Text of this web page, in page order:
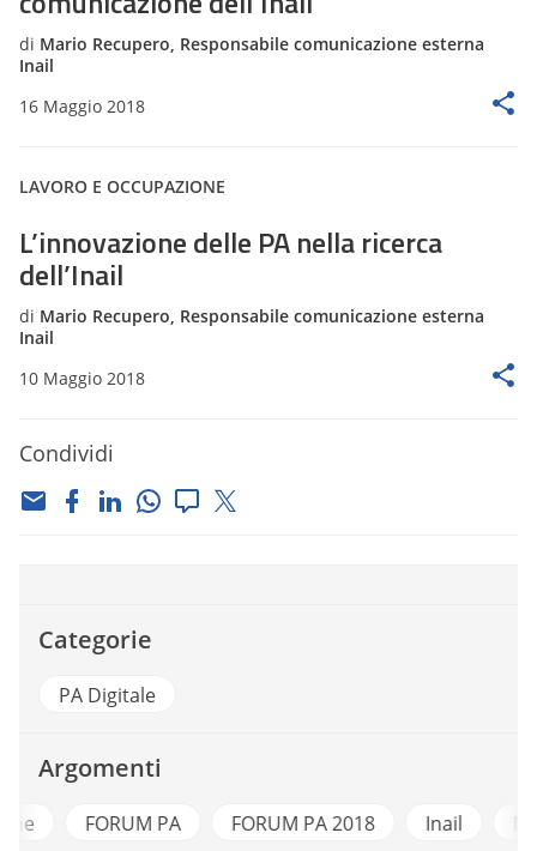
di Mario Recupero, Responsabile comunicazione esterna
Inail
16 Maggio 2018
LAVORO E OCCUPAZIONE
L’innovazione delle PA nella ricerca
dell’Inail
di Mario Recupero, Responsabile comunicazione esterna
Inail
10 Maggio 2018
Condividi
Categorie
PA Digitale
Argomenti
FORUM PA FORUM PA 2018 Inail